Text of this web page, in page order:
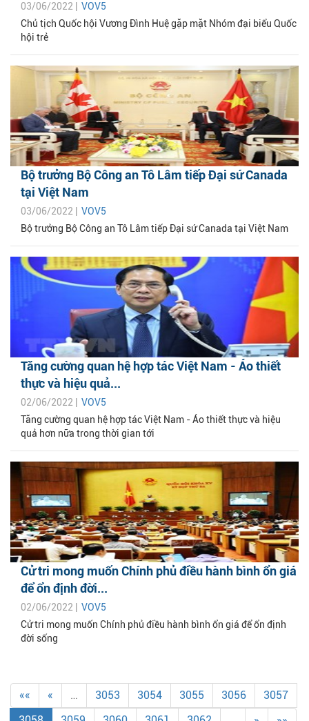
03/06/2022 | VOV5
Chủ tịch Quốc hội Vương Đình Huệ gặp mặt Nhóm đại biểu Quốc
hội trẻ
Bộ trưởng Bộ Công an Tô Lâm tiếp Đại sứ Canada
tại Việt Nam
03/06/2022 | VOV5
Bộ trưởng Bộ Công an Tô Lâm tiếp Đại sứ Canada tại Việt Nam
Tăng cường quan hệ hợp tác Việt Nam - Áo thiết
thực và hiệu quả...
02/06/2022 | VOV5
Tăng cường quan hệ hợp tác Việt Nam - Áo thiết thực và hiệu
quả hơn nữa trong thời gian tới
Cử tri mong muốn Chính phủ điều hành bình ổn giá
để ổn định đời...
02/06/2022 | VOV5
Cử tri mong muốn Chính phủ điều hành bình ổn giá để ổn định
đời sống
«« « … 3053 3054 3055 3056
3057